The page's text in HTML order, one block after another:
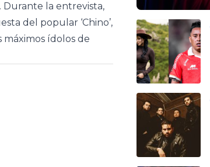
Durante la entrevista,
del popular ‘Chino’,
máximos ídolos de